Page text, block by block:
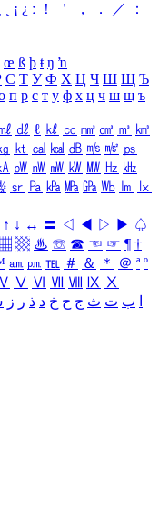
¡ ¿ ː ！ ＇ ， ． ／
：
œ ß þ ŧ ŋ ŉ
С Т У Ф Х Ц Ч Ш Щ Ъ
п р с т у ф х ц ч ш щ ъ
㎗ ℓ ㎘ ㏄ ㎣ ㎤ ㎥ ㎦
㏏ ㎈ ㎉ ㏈ ㎧ ㎨ ㎰
㎺ ㎻ ㎽ ㎾ ㎿ ㎐ ㎑
㏛ ㎩ ㎪ ㎫ ㎬ ㏝ ㏐
㏓
↑ ↓ ↔ 〓 ◁ ◀ ▷ ▶ ♤
▩ ♨ ☏ ☎ ☜ ☞ ¶ †
㏂ ㏘ ℡ ＃ ＆ ＊ ＠ ª º
Ⅳ Ⅴ Ⅵ Ⅶ Ⅷ Ⅸ Ⅹ
ب ت ث ج ح خ د ذ ر ز